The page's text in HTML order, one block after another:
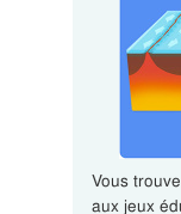
Vous
aux jeux